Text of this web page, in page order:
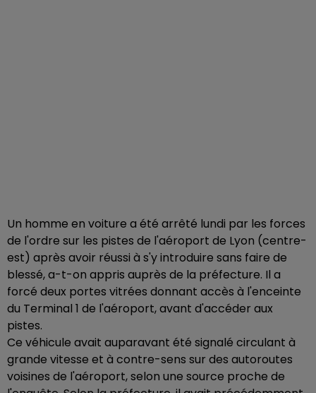
Un homme en voiture a été arrêté lundi par les forces
de l'ordre sur les pistes de l'aéroport de Lyon (centre-
est) après avoir réussi à s'y introduire sans faire de
blessé, a-t-on appris auprès de la préfecture. Il a
forcé deux portes vitrées donnant accès à l'enceinte
du Terminal 1 de l'aéroport, avant d'accéder aux
pistes.
Ce véhicule avait auparavant été signalé circulant à
grande vitesse et à contre-sens sur des autoroutes
voisines de l'aéroport, selon une source proche de